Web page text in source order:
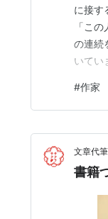
に接す
「こ
の連続
いてい
的に仕
ものを
#作家
文章代
書籍